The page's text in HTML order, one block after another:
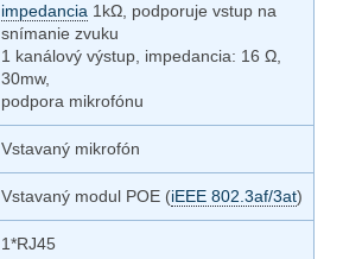
impedancia 1kΩ , podporuje vstup na
snímanie zvuku
1 kanálový výstup, impedancia: 16 Ω
30mw,
podpora mikrofónu
Vstavaný mikrofón
Vstavaný modul POE (iEEE 802.3af/3at)
1*RJ45